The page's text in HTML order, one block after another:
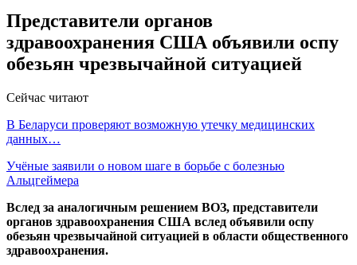
Представители органов
здравоохранения США объявили оспу
обезьян чрезвычайной ситуацией
Сейчас читают
В Беларуси проверяют возможную утечку медицинских
данных…
Учёные заявили о новом шаге в борьбе с болезнью
Альцгеймера
Вслед за аналогичным решением ВОЗ, представители
органов здравоохранения США вслед объявили оспу
обезьян чрезвычайной ситуацией в области общественного
здравоохранения.